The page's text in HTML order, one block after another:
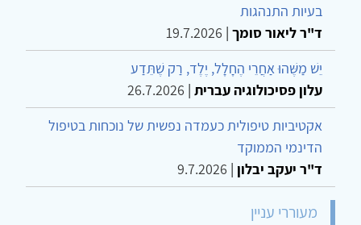
בעיות התנהגות
ד"ר ליאור סומך |
19.7.2026
יֵשׁ מַשֶּׁהוּ אַחֲרֵי הֶחָלָל, יֶלֶד, רַק שֶׁתֵּדַע
עלון פסיכולוגיה עברית |
26.7.2026
אקטיביות טיפולית כעמדה נפשית של נוכחות בטיפול
הדינמי הממוקד
ד"ר יעקב יבלון |
9.7.2026
מעוררי עניין